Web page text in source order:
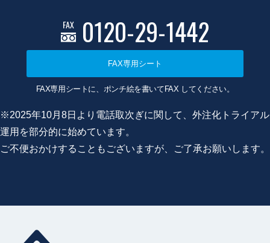
FAX 0120-29-1442
FAX専用シート
FAX専用シートに、ポンチ絵を書いてFAX してください。
※2025年10月8日より電話取次ぎに関して、外注化トライアル
運用を部分的に始めています。
ご不便おかけすることもございますが、ご了承お願いします。